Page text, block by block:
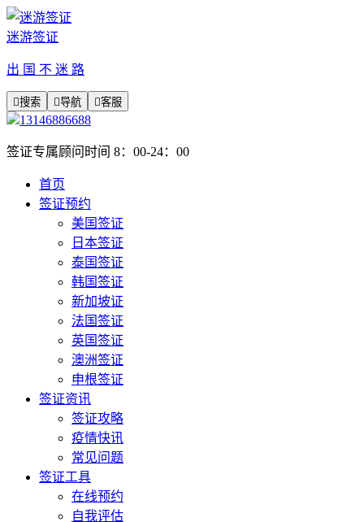
迷游签证
出 国 不 迷 路
搜索 导航 客服
13146886688
签证专属顾问时间 8：00-24：00
首页
签证预约
美国签证
日本签证
泰国签证
韩国签证
新加坡证
法国签证
英国签证
澳洲签证
申根签证
签证资讯
签证攻略
疫情快讯
常见问题
签证工具
在线预约
自我评估